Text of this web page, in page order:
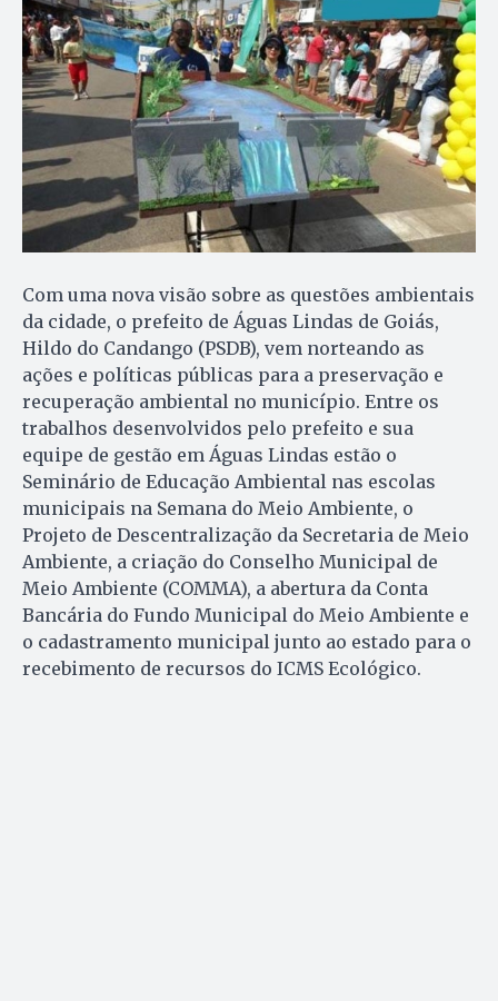
Com uma nova visão sobre as questões ambientais
da cidade, o prefeito de Águas Lindas de Goiás,
Hildo do Candango (PSDB), vem norteando as
ações e políticas públicas para a preservação e
recuperação ambiental no município. Entre os
trabalhos desenvolvidos pelo prefeito e sua
equipe de gestão em Águas Lindas estão o
Seminário de Educação Ambiental nas escolas
municipais na Semana do Meio Ambiente, o
Projeto de Descentralização da Secretaria de Meio
Ambiente, a criação do Conselho Municipal de
Meio Ambiente (COMMA), a abertura da Conta
Bancária do Fundo Municipal do Meio Ambiente e
o cadastramento municipal junto ao estado para o
recebimento de recursos do ICMS Ecológico.